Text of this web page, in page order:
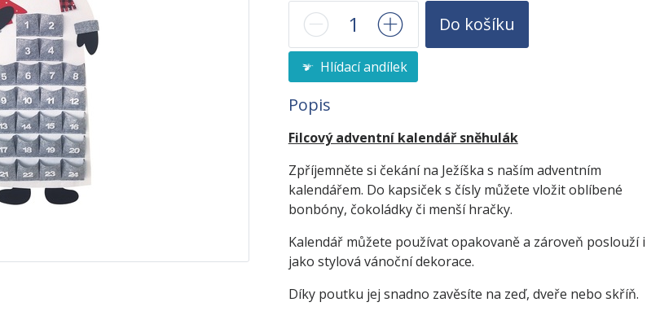
Do košíku
Hlídací andílek
Popis
Filcový adventní kalendář sněhulák
Zpříjemněte si čekání na Ježíška s naším adventním
kalendářem. Do kapsiček s čísly můžete vložit oblíbené
bonbóny, čokoládky či menší hračky.
Kalendář můžete používat opakovaně a zároveň poslouží i
jako stylová vánoční dekorace.
Díky poutku jej snadno zavěsíte na zeď, dveře nebo skříň.